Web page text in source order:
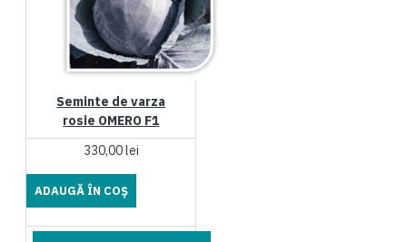
Seminte de varza
rosie OMERO F1
330,00 lei
ADAUGĂ ÎN COŞ